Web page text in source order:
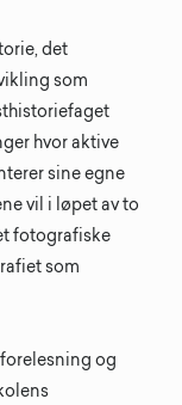
det
som
hvor aktive
sine egne
vil i løpet av to
fotografiske
som
og